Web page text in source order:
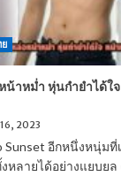
าหม่ำ หุ่นกำยำได้ใ
2023
Sunset อีกหนึ่งหนุ่มที่
งหลายได้อย่างแยบย